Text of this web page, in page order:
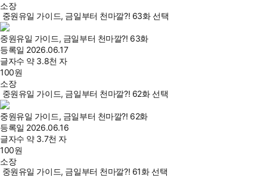
소장
중원유일 가이드, 금일부터 천마깔?! 63화 선택
중원유일 가이드, 금일부터 천마깔?! 63화
등록일 2026.06.17
글자수 약 3.8천 자
100원
소장
중원유일 가이드, 금일부터 천마깔?! 62화 선택
중원유일 가이드, 금일부터 천마깔?! 62화
등록일 2026.06.16
글자수 약 3.7천 자
100원
소장
중원유일 가이드, 금일부터 천마깔?! 61화 선택